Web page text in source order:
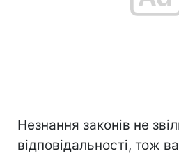
Незнання законів не
відповідальності, тож